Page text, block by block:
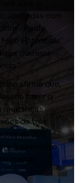
isso, o
alinhadas com
Paulo
Potentials’
os trainees
afirma que,
fazer o
mudanças
de três
de 200
o executivo